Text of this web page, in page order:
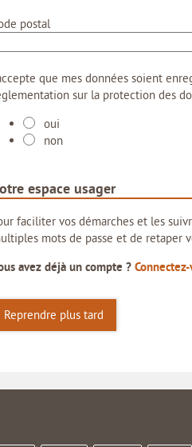
postal
que mes données soient
sur la protection des
oui
non
espace usager
faciliter vos démarches et les
mots de passe et de retaper
avez déjà un compte ?
Reprendre plus tard